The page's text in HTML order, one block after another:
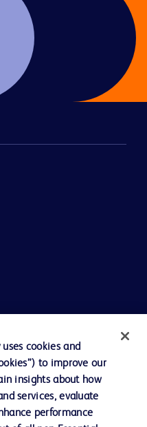
cookies and
to improve our
insights about how
services, evaluate
performance